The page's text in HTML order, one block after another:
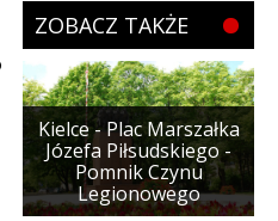
ZOBACZ TAKŻE
Kielce - Plac Marszałka
Józefa Piłsudskiego -
Pomnik Czynu
Legionowego